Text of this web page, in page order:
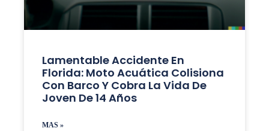
Lamentable Accidente En
Florida: Moto Acuática Colisiona
Con Barco Y Cobra La Vida De
Joven De 14 Años
MAS »